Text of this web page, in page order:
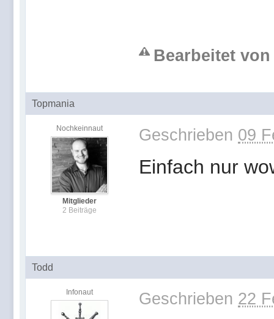
Bearbeitet
Topmania
Nochkeinnaut
Mitglieder
2 Beiträge
Geschrieben 09
Einfach nur
Todd
Infonaut Geschrieben 22